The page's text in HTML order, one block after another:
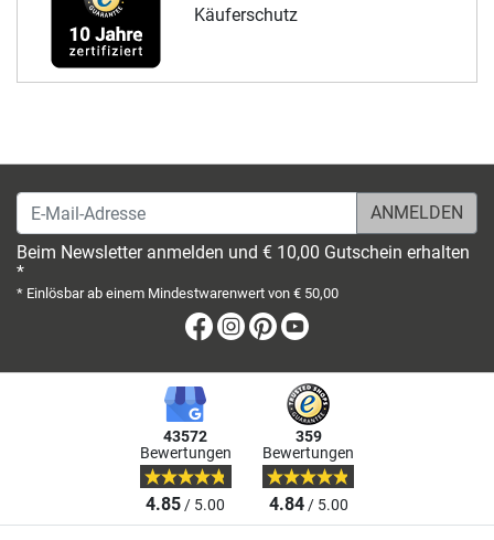
Käuferschutz
E-Mail-Adresse
Beim Newsletter anmelden und € 10,00 Gutschein erhalten
*
* Einlösbar ab einem Mindestwarenwert von € 50,00
Facebook
Instagram
Pinterest
43572
Bewertungen
4.85/ 5.00
359
Bewertungen
4.84/ 5.00